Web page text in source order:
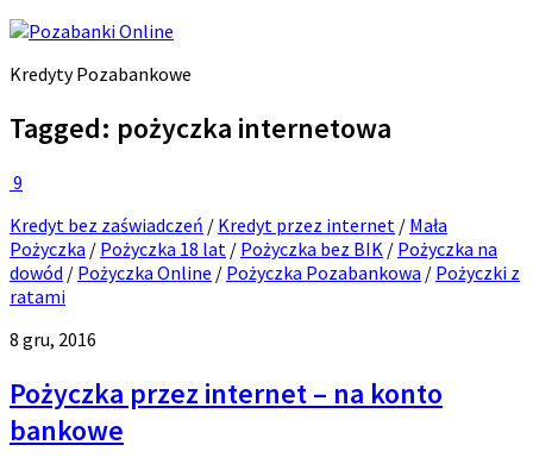
Kredyty Pozabankowe
Tagged: pożyczka internetowa
9
Kredyt bez zaświadczeń / Kredyt przez internet / Mała
Pożyczka / Pożyczka 18 lat / Pożyczka bez BIK / Pożyczka na
dowód / Pożyczka Online / Pożyczka Pozabankowa / Pożyczki z
ratami
8 gru, 2016
Pożyczka przez internet – na konto
bankowe